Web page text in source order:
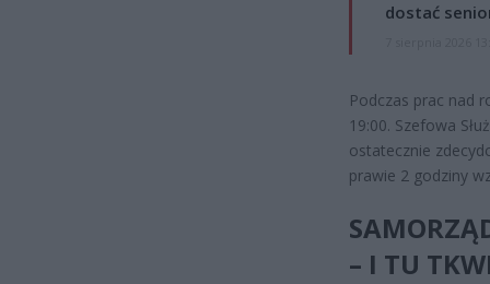
dostać
Podczas prac nad
19:00. Szefowa
ostatecznie
prawie 2 godziny
– I TU